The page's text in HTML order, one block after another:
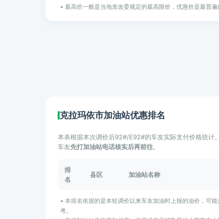
• 最高价一般是当地发改委规定的最高限价，优惠价是最普
克拉玛依市加油站优惠排名
本表根据本次调价后92#/E92#的车友实际支付价格统计
车友先打加油站电话核实后再前往。
排
名
县区 加油站名称
• 本排名依据的是本轮调价以来车友加油时上报的油价，可
考。